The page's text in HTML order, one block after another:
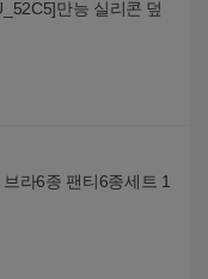
만능 실리콘 덮
라6종 팬티6종세트 1